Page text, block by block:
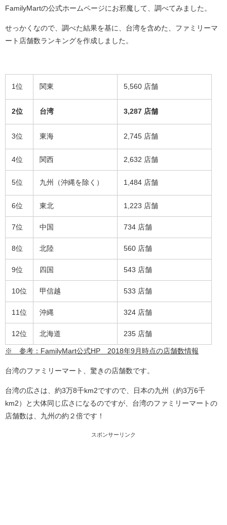
FamilyMartの公式ホームページにお邪魔して、調べてみました。
せっかくなので、調べた結果を基に、台湾を含めた、ファミリーマ
ート店舗数ランキングを作成しました。
1位 関東 5,560 店舗
2位 台湾 3,287 店舗
3位 東海 2,745 店舗
4位 関西 2,632 店舗
5位 九州（沖縄を除く） 1,484 店舗
6位 東北 1,223 店舗
7位 中国 734 店舗
8位 北陸 560 店舗
9位 四国 543 店舗
10位 甲信越 533 店舗
11位 沖縄 324 店舗
12位 北海道 235 店舗
※ 参考：FamilyMart公式HP 2018年9月時点の店舗数情報
台湾のファミリーマート、驚きの店舗数です。
台湾の広さは、約3万8千km2ですので、日本の九州（約3万6千
km2）と大体同じ広さになるのですが、台湾のファミリーマートの
店舗数は、九州の約２倍です！
スポンサーリンク